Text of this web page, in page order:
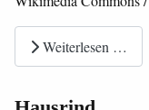
Weiterlesen …